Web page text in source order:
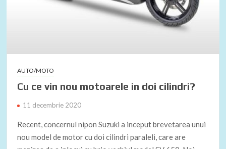
AUTO/MOTO
Cu ce vin nou motoarele in doi cilindri?
11 decembrie 2020
Recent, concernul nipon Suzuki a inceput brevetarea unui
nou model de motor cu doi cilindri paraleli, care are